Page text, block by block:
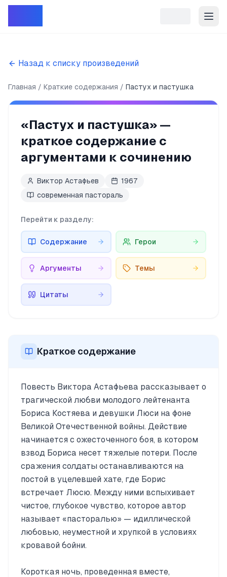
Назад к списку произведений
Главная Краткие содержания Пастух и пастушка
«Пастух и пастушка» —
краткое содержание с
аргументами к сочинению
Виктор Астафьев
1967
современная пастораль
Перейти к разделу:
Содержание Герои
Аргументы Темы
Цитаты
Краткое содержание
Повесть Виктора Астафьева рассказывает о
трагической любви молодого лейтенанта
Бориса Костяева и девушки Люси на фоне
Великой Отечественной войны. Действие
начинается с ожесточенного боя, в котором
взвод Бориса несет тяжелые потери. После
сражения солдаты останавливаются на
постой в уцелевшей хате, где Борис
встречает Люсю. Между ними вспыхивает
чистое, глубокое чувство, которое автор
называет «пасторалью» — идиллической
любовью, неуместной и хрупкой в условиях
кровавой бойни.
Короткая ночь, проведенная вместе,